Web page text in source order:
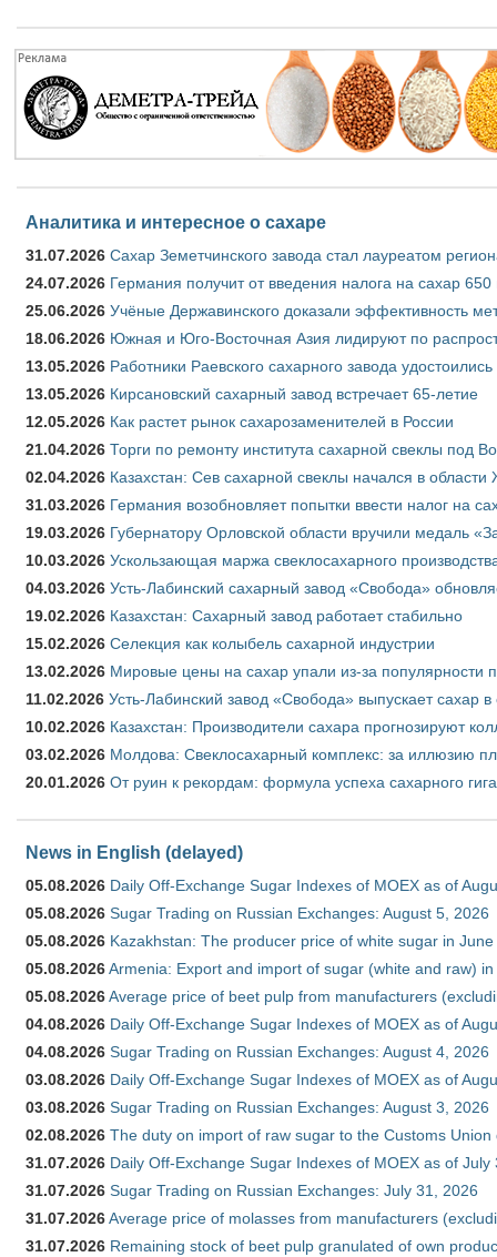
Аналитика и интересное о сахаре
31.07.2026 Сахар Земетчинского завода стал лауреатом
24.07.2026 Германия получит от введения налога на сахар
25.06.2026 Учёные Державинского доказали эффективность
18.06.2026 Южная и Юго-Восточная Азия лидируют по
13.05.2026 Работники Раевского сахарного завода удостоились
13.05.2026 Кирсановский сахарный завод встречает 65-летие
12.05.2026 Как растет рынок сахарозаменителей в России
21.04.2026 Торги по ремонту института сахарной свеклы под
02.04.2026 Казахстан: Сев сахарной свеклы начался в области
31.03.2026 Германия возобновляет попытки ввести налог на
19.03.2026 Губернатору Орловской области вручили медаль
10.03.2026 Ускользающая маржа свеклосахарного
04.03.2026 Усть-Лабинский сахарный завод «Свобода»
19.02.2026 Казахстан: Сахарный завод работает стабильно
15.02.2026 Селекция как колыбель сахарной индустрии
13.02.2026 Мировые цены на сахар упали из-за популярности
11.02.2026 Усть-Лабинский завод «Свобода» выпускает сахар в
10.02.2026 Казахстан: Производители сахара прогнозируют
03.02.2026 Молдова: Свеклосахарный комплекс: за иллюзию
20.01.2026 От руин к рекордам: формула успеха сахарного
News in English (delayed)
05.08.2026 Daily Off-Exchange Sugar Indexes of MOEX as of
05.08.2026 Sugar Trading on Russian Exchanges: August 5, 2026
05.08.2026 Kazakhstan: The producer price of white sugar in
05.08.2026Armenia: Export and import of sugar (white and raw)
05.08.2026Average price of beet pulp from manufacturers
04.08.2026 Daily Off-Exchange Sugar Indexes of MOEX as of
04.08.2026 Sugar Trading on Russian Exchanges: August 4, 2026
03.08.2026 Daily Off-Exchange Sugar Indexes of MOEX as of
03.08.2026 Sugar Trading on Russian Exchanges: August 3, 2026
02.08.2026 The duty on import of raw sugar to the Customs
31.07.2026 Daily Off-Exchange Sugar Indexes of MOEX as of July
31.07.2026 Sugar Trading on Russian Exchanges: July 31, 2026
31.07.2026Average price of molasses from manufacturers
31.07.2026 Remaining stock of beet pulp granulated of own